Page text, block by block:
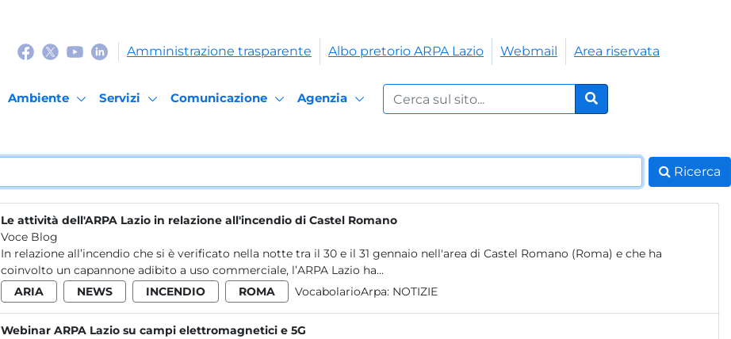
Amministrazione trasparente Albo pretorio ARPA Lazio Webmail Area riservata
Ambiente Servizi Comunicazione Agenzia
Cerca nel sito:
Cerca
Ricerca
Le attività dell'ARPA Lazio in relazione all'incendio di Castel Romano
Voce Blog
In relazione all’incendio che si è verificato nella notte tra il 30 e il 31 gennaio nell'area di Castel Romano (Roma) e che ha
coinvolto un capannone adibito a uso commerciale, l’ARPA Lazio ha...
ARIA
NEWS INCENDIO ROMA VocabolarioArpa: NOTIZIE
Webinar ARPA Lazio su campi elettromagnetici e 5G